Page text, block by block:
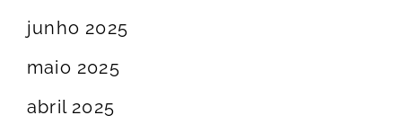
junho 2025
maio 2025
abril 2025